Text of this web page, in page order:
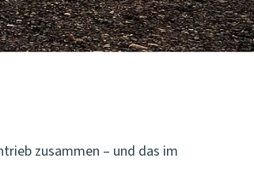
zusammen – und das im